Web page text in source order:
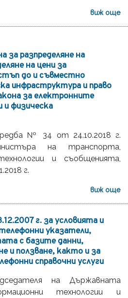
виж още
разпределяне на
на цени за
до и съвместно
инфраструктура и право
за електронните
физическа
№ 34 от 24.10.2018 г.
на транспорта,
и съобщенията,
г.
виж още
г. за условията и
указатели,
с базите данни,
и ползване, както и за
справочни услуги
на Държавната
технологии и